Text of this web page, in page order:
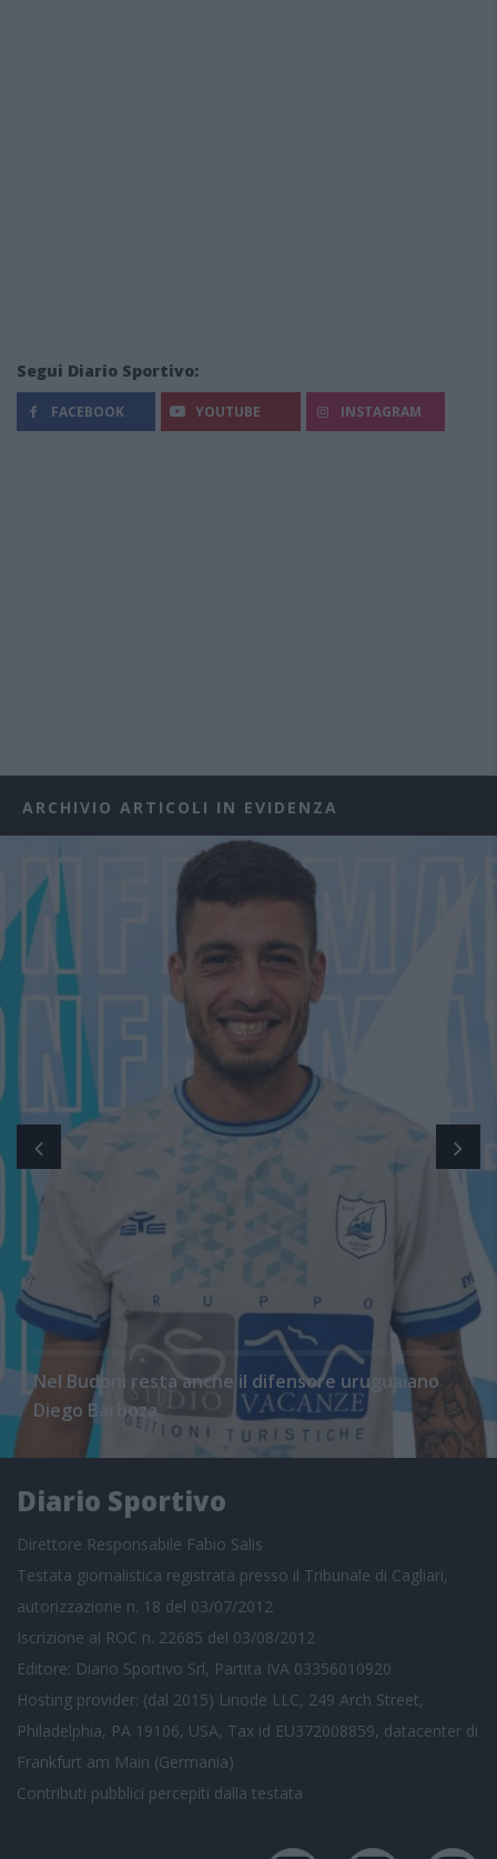
Segui Diario Sportivo:
FACEBOOK YOUTUBE INSTAGRAM
ARCHIVIO ARTICOLI IN EVIDENZA
Nel Budoni resta anche il difensore uruguaiano
Diego Barboza
Diario Sportivo
Direttore Responsabile Fabio Salis
Testata giornalistica registrata presso il Tribunale di Cagliari,
autorizzazione n. 18 del 03/07/2012
Iscrizione al ROC n. 22685 del 03/08/2012
Editore: Diario Sportivo Srl, Partita IVA 03356010920
Hosting provider: (dal 2015) Linode LLC, 249 Arch Street,
Philadelphia, PA 19106, USA, Tax id EU372008859, datacenter di
Frankfurt am Main (Germania)
Contributi pubblici percepiti dalla testata